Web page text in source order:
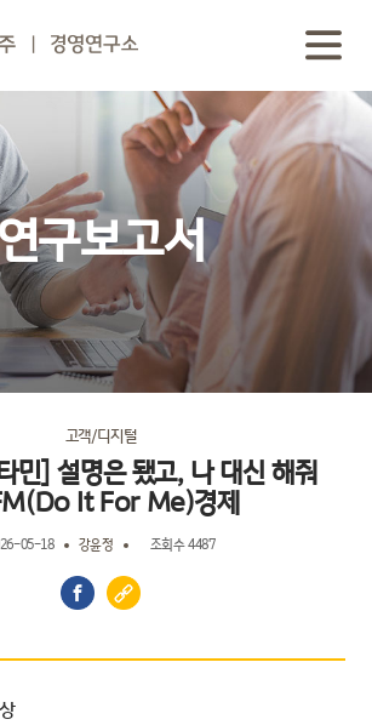
구보고서
고객/디지털
민] 설명은 됐고, 나 대신 해줘
It For Me)경제
05-18 강윤정 조회수 4487